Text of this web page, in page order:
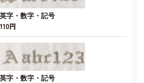
英字・数字・記号
110円
英字・数字・記号